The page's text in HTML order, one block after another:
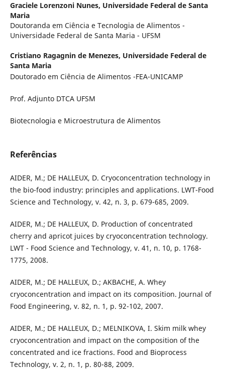
Graciele Lorenzoni Nunes, Universidade Federal de Santa
Maria
Doutoranda em Ciência e Tecnologia de Alimentos -
Universidade Federal de Santa Maria - UFSM
Cristiano Ragagnin de Menezes, Universidade Federal de
Santa Maria
Doutorado em Ciência de Alimentos -FEA-UNICAMP
Prof. Adjunto DTCA UFSM
Biotecnologia e Microestrutura de Alimentos
Referências
AIDER, M.; DE HALLEUX, D. Cryoconcentration technology in
the bio-food industry: principles and applications. LWT-Food
Science and Technology, v. 42, n. 3, p. 679-685, 2009.
AIDER, M.; DE HALLEUX, D. Production of concentrated
cherry and apricot juices by cryoconcentration technology.
LWT - Food Science and Technology, v. 41, n. 10, p. 1768-
1775, 2008.
AIDER, M.; DE HALLEUX, D.; AKBACHE, A. Whey
cryoconcentration and impact on its composition. Journal of
Food Engineering, v. 82, n. 1, p. 92-102, 2007.
AIDER, M.; DE HALLEUX, D.; MELNIKOVA, I. Skim milk whey
cryoconcentration and impact on the composition of the
concentrated and ice fractions. Food and Bioprocess
Technology, v. 2, n. 1, p. 80-88, 2009.